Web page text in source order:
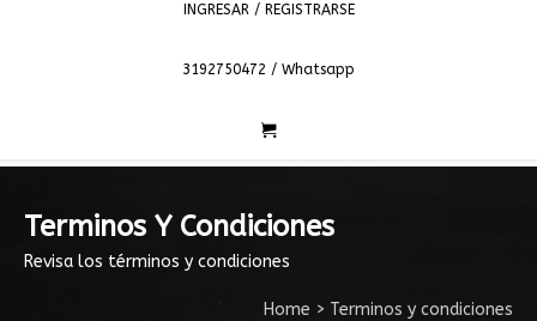
INGRESAR / REGISTRARSE
3192750472 / Whatsapp
Terminos Y Condiciones
Revisa los términos y condiciones
Home > Terminos y condiciones